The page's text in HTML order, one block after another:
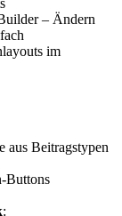
– Ändern
im
aus Beitragstypen
Buttons
: